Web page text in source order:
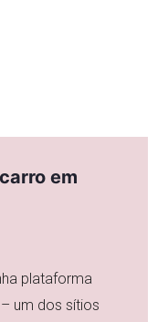
em
plataforma
– um dos sítios